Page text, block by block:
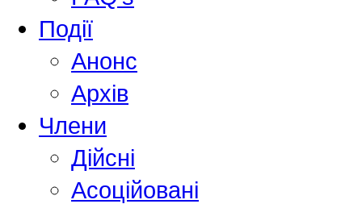
Події
Анонс
Архів
Члени
Дійсні
Асоційовані